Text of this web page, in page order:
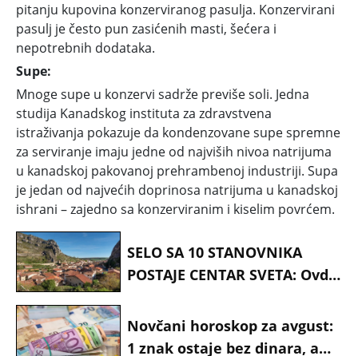
pitanju kupovina konzerviranog pasulja. Konzervirani
pasulj je često pun zasićenih masti, šećera i
nepotrebnih dodataka.
Supe:
Mnoge supe u konzervi sadrže previše soli. Jedna
studija Kanadskog instituta za zdravstvena
istraživanja pokazuje da kondenzovane supe spremne
za serviranje imaju jedne od najviših nivoa natrijuma
u kanadskoj pakovanoj prehrambenoj industriji. Supa
je jedan od najvećih doprinosa natrijuma u kanadskoj
ishrani – zajedno sa konzerviranim i kiselim povrćem.
SELO SA 10 STANOVNIKA
POSTAJE CENTAR SVETA: Ovde
spektakl koji se čeka više od
100 godina
Novčani horoskop za avgust:
1 znak ostaje bez dinara, a